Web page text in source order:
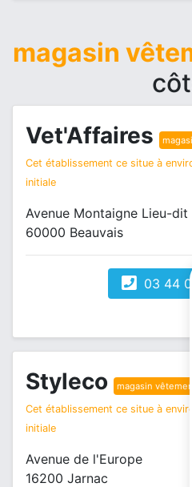
magasin
Vet'Affaires
Cet établissement ce situe à
initiale
Avenue Montaigne Lieu-
60000 Beauvais
03 44
Styleco magasin
Cet établissement ce situe à
initiale
Avenue de l'Europe
16200 Jarnac